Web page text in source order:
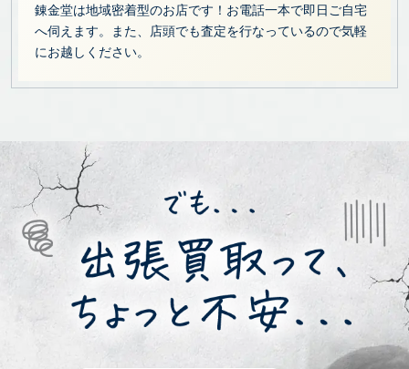
錬金堂は地域密着型のお店です！お電話一本で即日ご自宅
へ伺えます。また、店頭でも査定を行なっているので気軽
にお越しください。